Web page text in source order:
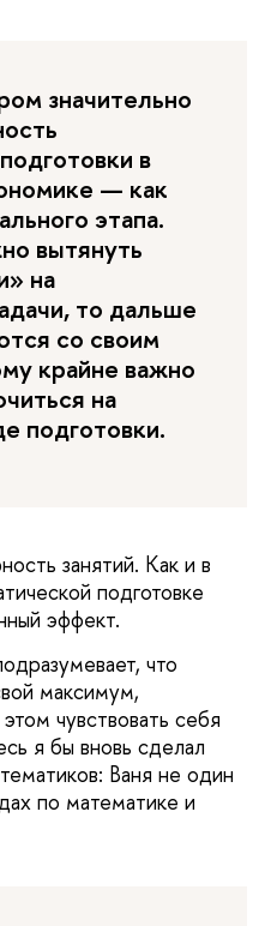
значительно
в
— как
этапа.
вытянуть
на
то дальше
со своим
крайне важно
на
подготовки.
занятий. Как и в
подготовке
эффект.
что
максимум,
чувствовать себя
я бы вновь сделал
Ваня не один
по математике и